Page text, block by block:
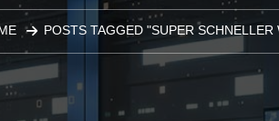
POSTS TAGGED "SUPER SCHNELLER